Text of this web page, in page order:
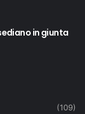
in giunta
(109)